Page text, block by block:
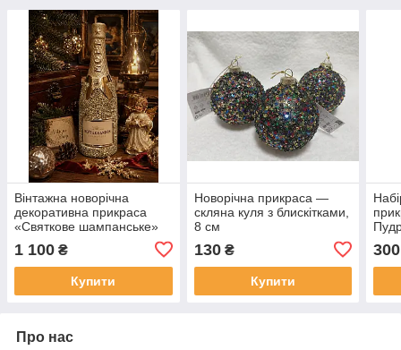
Вінтажна новорічна
декоративна прикраса
«Святкове шампанське»
1 100 ₴
Купити
Новорічна прикраса —
скляна куля з блискітками,
8 см
130₴
Купити
300
Про нас